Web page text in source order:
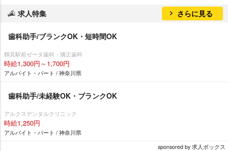
求人特集 さらに見る
歯科助手/ブランクOK・短時間OK
鶴見駅前ゼータ歯科・矯正歯科
時給1,300円～1,700円
アルバイト・パート / 神奈川県
歯科助手/未経験OK・ブランクOK
アルクスデンタルクリニック
時給1,250円
アルバイト・パート / 神奈川県
sponsored by 求人ボックス